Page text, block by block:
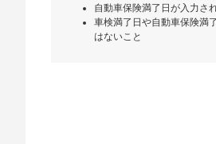
自動車保険満了日が入力さ
車検満了日や自動車保険満
はないこと